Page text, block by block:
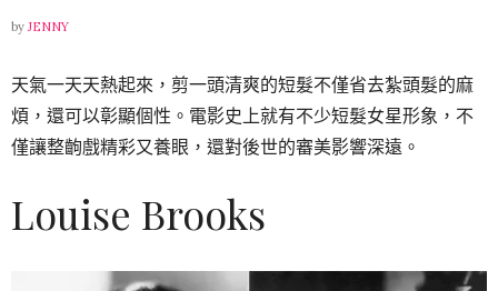
by JENNY
天氣一天天熱起來，剪一頭清爽的短髮不僅省去紮頭髮的麻
煩，還可以彰顯個性。電影史上就有不少短髮女星形象，不
僅讓整齣戲精彩又養眼，還對後世的審美影響深遠。
Louise Brooks